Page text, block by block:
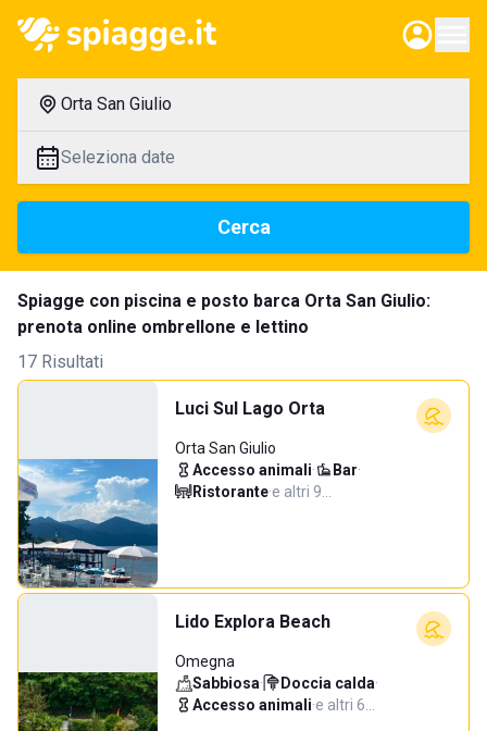
Orta San Giulio
Seleziona date
Cerca
Spiagge con piscina e posto barca Orta San Giulio:
prenota online ombrellone e lettino
17 Risultati
Luci Sul Lago Orta
Orta San Giulio
Accesso animali· Bar·
Ristorante·e altri 9…
Lido Explora Beach
Omegna
Sabbiosa· Doccia calda·
Accesso animali·e altri 6…